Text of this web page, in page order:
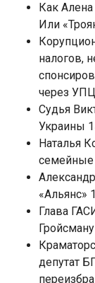
Как
Или
налогов,
через
Судья
Украины
Наталья
семейные
«Альянс»
Глава
депутат